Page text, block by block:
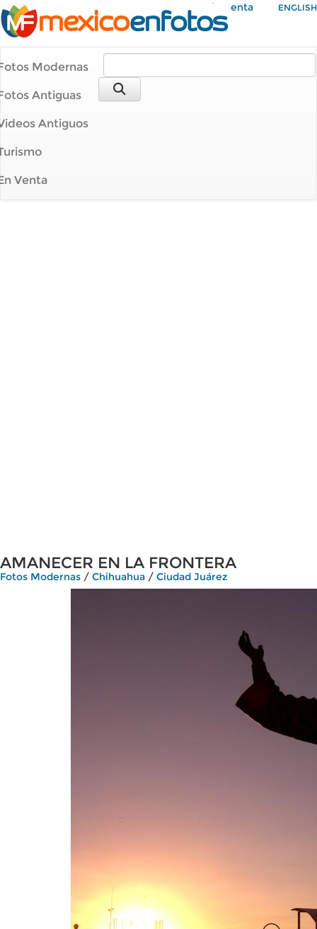
Mi Cuenta ENGLISH
Modernas
Antiguas
Antiguos
Venta
AMANECER EN LA FRONTERA
Fotos Modernas / Chihuahua / Ciudad Juárez